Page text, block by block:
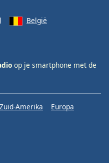
België
op je smartphone met de
Zuid-Amerika
Europa